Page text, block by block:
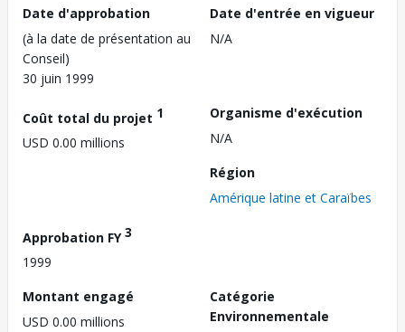
Date d'approbation
(à la date de présentation au
Conseil)
30 juin 1999
Date d'entrée en vigueur
N/A
Coût total du projet 1
USD 0.00 millions
Organisme d'exécution
N/A
Région
Amérique latine et Caraïbes
Approbation FY3
1999
Montant engagé
USD 0.00 millions
Catégorie
Environnementale